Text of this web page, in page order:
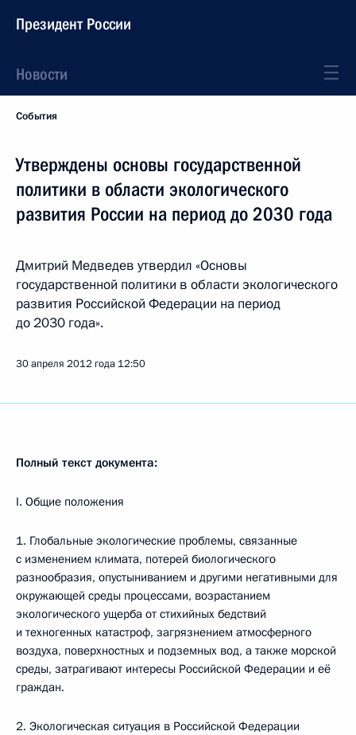
Президент России
Новости
События
Утверждены основы государственной
политики в области экологического
развития России на период до 2030 года
Дмитрий Медведев утвердил «Основы
государственной политики в области экологического
развития Российской Федерации на период
до 2030 года».
30 апреля 2012 года 12:50
Полный текст документа:
I. Общие положения
1. Глобальные экологические проблемы, связанные
с изменением климата, потерей биологического
разнообразия, опустыниванием и другими негативными для
окружающей среды процессами, возрастанием
экологического ущерба от стихийных бедствий
и техногенных катастроф, загрязнением атмосферного
воздуха, поверхностных и подземных вод, а также морской
среды, затрагивают интересы Российской Федерации и её
граждан.
2. Экологическая ситуация в Российской Федерации